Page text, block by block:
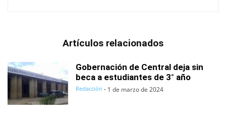
Artículos relacionados
Gobernación de Central deja sin
beca a estudiantes de 3° año
Redacción - 1 de marzo de 2024